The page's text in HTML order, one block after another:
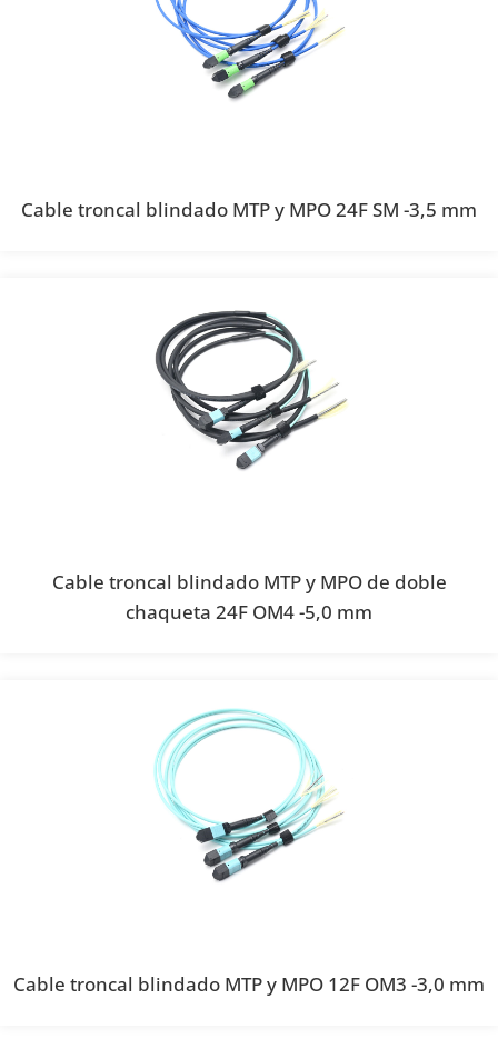
Cable troncal blindado MTP y MPO 24F SM -3,5 mm
Cable troncal blindado MTP y MPO de doble
chaqueta 24F OM4 -5,0 mm
Cable troncal blindado MTP y MPO 12F OM3 -3,0 mm